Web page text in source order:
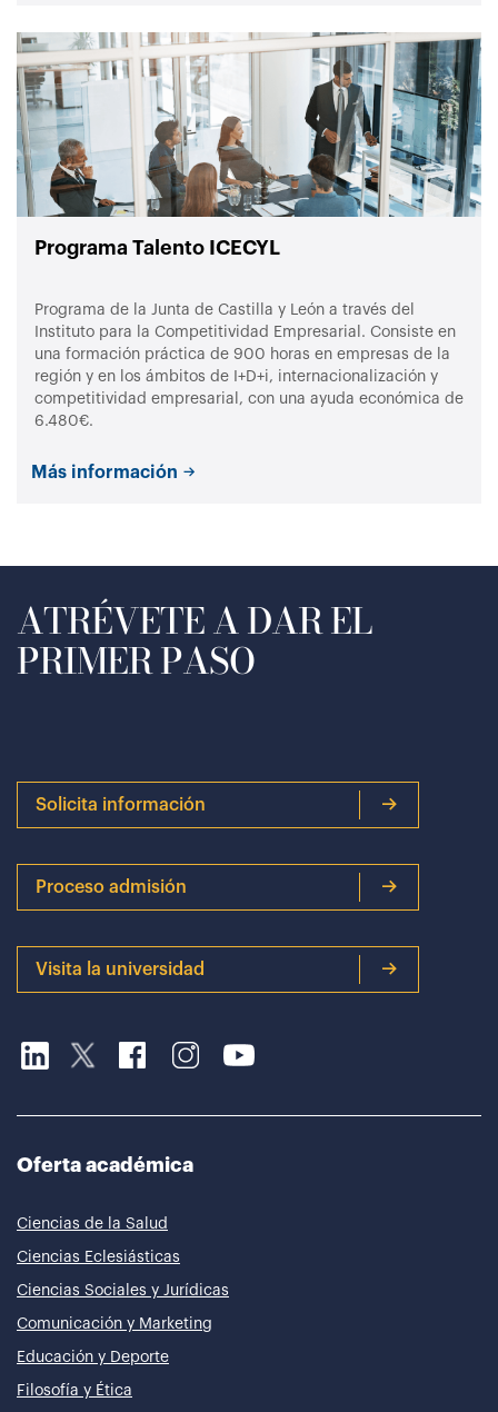
Programa Talento ICECYL
Programa de la Junta de Castilla y León a través del
Instituto para la Competitividad Empresarial. Consiste en
una formación práctica de 900 horas en empresas de la
región y en los ámbitos de I+D+i, internacionalización y
competitividad empresarial, con una ayuda económica de
6.480€.
Más información
ATRÉVETE A DAR EL
PRIMER PASO
Solicita información
Proceso admisión
Visita la universidad
Oferta académica
Ciencias de la Salud
Ciencias Eclesiásticas
Ciencias Sociales y Jurídicas
Comunicación y Marketing
Educación y Deporte
Filosofía y Ética